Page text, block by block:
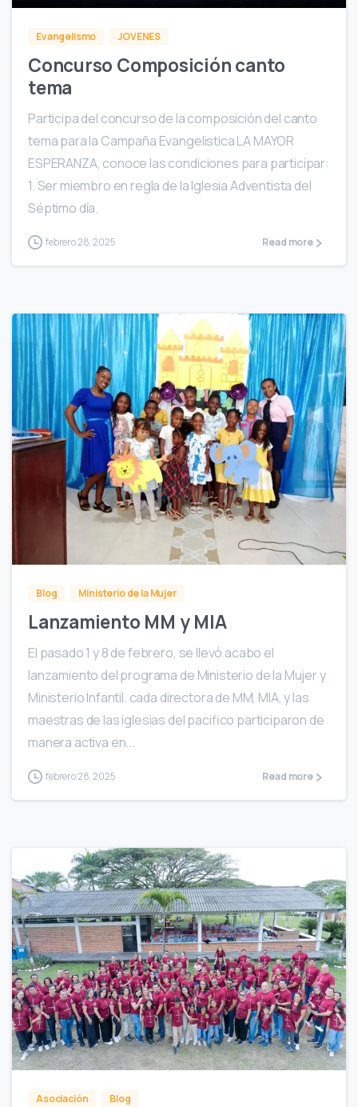
Evangelismo JOVENES
Concurso Composición canto
tema
Participa del concurso de la composición del canto
tema para la Campaña Evangelistica LA MAYOR
ESPERANZA, conoce las condiciones para participar:
1. Ser miembro en regla de la Iglesia Adventista del
Séptimo día.
febrero 28, 2025 Read more
Blog Ministerio de la Mujer
Lanzamiento MM y MIA
El pasado 1 y 8 de febrero, se llevó acabo el
lanzamiento del programa de Ministerio de la Mujer y
Ministerio Infantil. cada directora de MM, MIA, y las
maestras de las iglesias del pacifico participaron de
manera activa en...
febrero 28, 2025 Read more
1
Asociación Blog